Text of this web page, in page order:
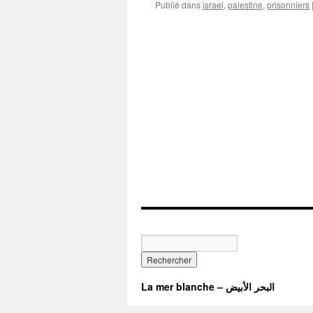
Publié dansisrael, palestine, prisonniers |
La mer blanche – البحر الأبيض